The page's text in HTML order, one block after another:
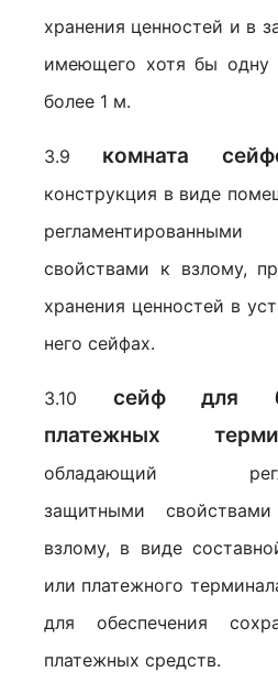
хранения ценностей и в
имеющего хотя бы одну
более 1 м.
3.9 комната
конструкция в виде
свойствами к взлому,
хранения ценностей в
него сейфах.
3.10 сейф для
платежных
обладающий
защитными
взлому, в виде
или платежного
для обеспечения
платежных средств.